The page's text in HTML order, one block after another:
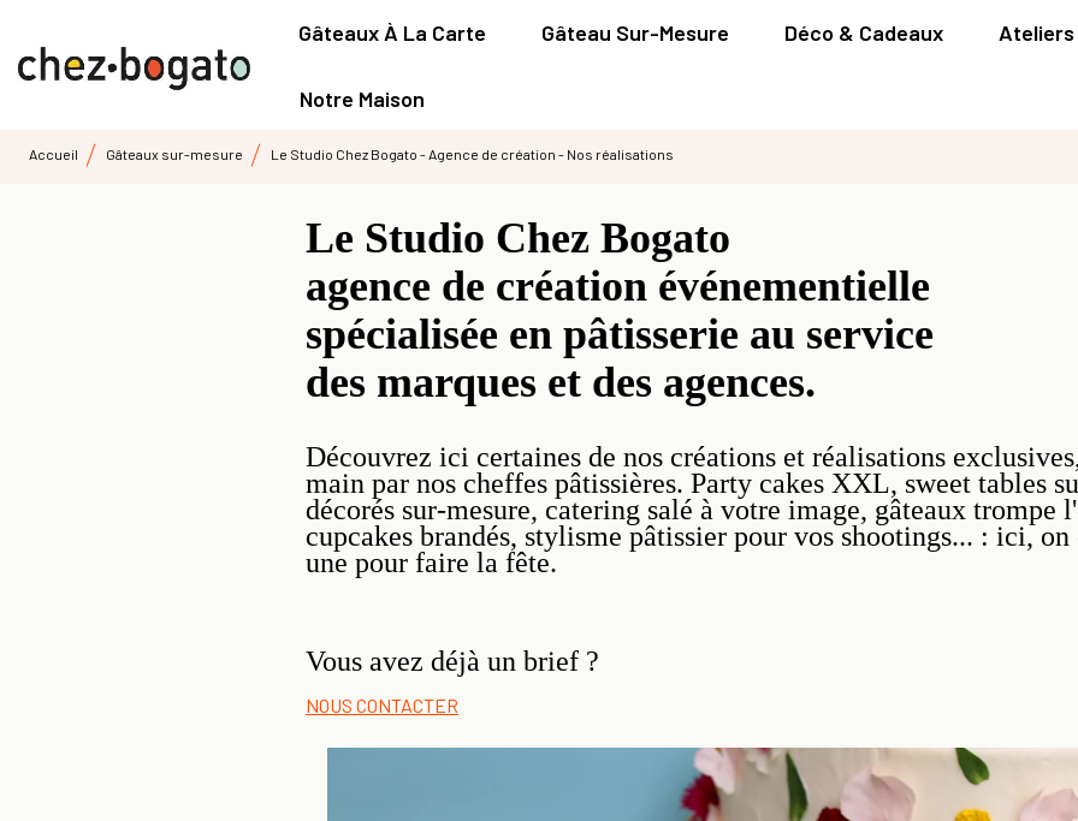
Gâteaux À La Carte Gâteau Sur-Mesure Déco & Cadeaux Ateliers
Notre Maison
Accueil Gâteaux sur-mesure Le Studio Chez Bogato - Agence de création - Nos réalisations
Le Studio Chez Bogato
agence de création événementielle
spécialisée en pâtisserie au service
des marques et des agences.
Découvrez ici certaines de nos créations et réalisations
main par nos cheffes pâtissières. Party cakes XXL, sweet tables
décorés sur-mesure, catering salé à votre image, gâteaux trompe
cupcakes brandés, stylisme pâtissier pour vos shootings... : ici, on
une pour faire la fête.
Vous avez déjà un brief ?
NOUS CONTACTER